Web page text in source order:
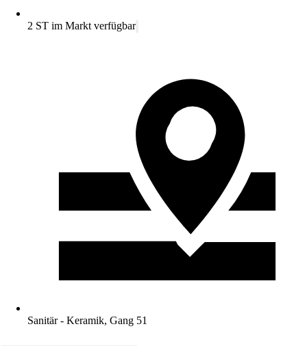
2 ST im Markt verfügbar
Sanitär - Keramik, Gang 51